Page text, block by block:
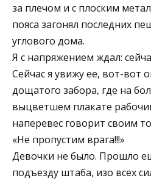
за плечом и с плоским
пояса загонял последних
углового дома.
Я с напряжением ждал:
Сейчас я увижу ее, вот-вот
дощатого забора, где на
выцветшем плакате
наперевес говорит своим
«Не пропустим врага!!!»
Девочки не было. Прошло
подъезду штаба, изо всех